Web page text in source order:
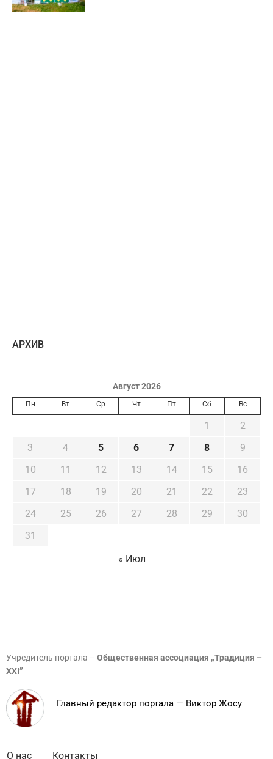
AРХИВ
Август 2026
Пн Вт Ср Чт Пт Сб Вс
1
2
3
4 5 6 7 8
9
10
11 12 13 14 15
16
17
18 19 20 21 22
23
24
25 26 27 28 29
30
31
« Июл
Учредитель портала – Общественная ассоциация „Традиция –
XXI”
Главный редактор портала — Виктор Жосу
О нас Контакты